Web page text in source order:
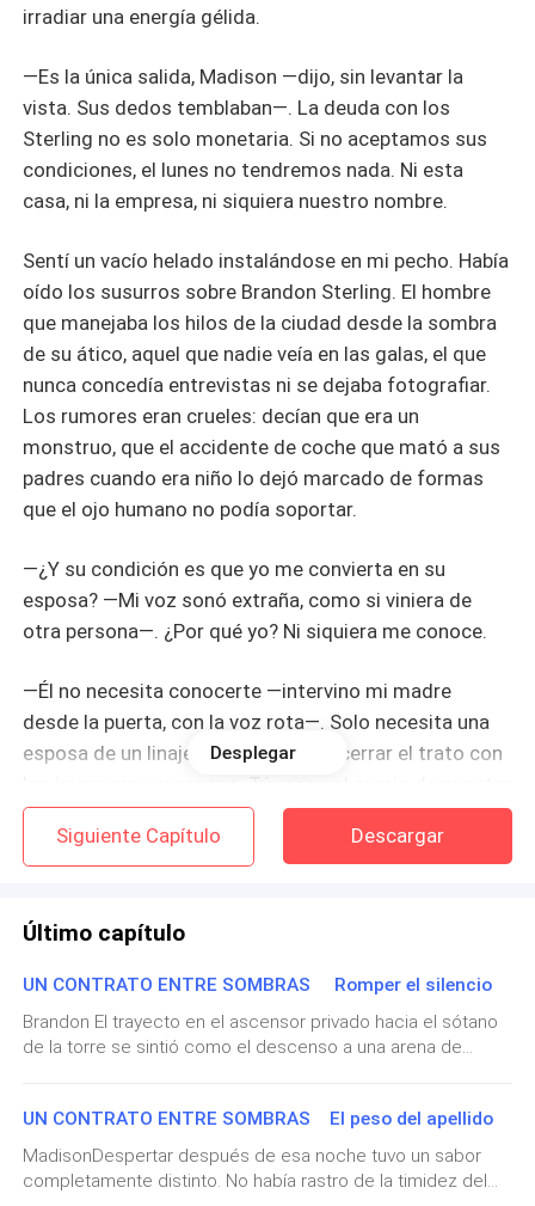
irradiar una energía gélida.
—Es la única salida, Madison —dijo, sin levantar la
vista. Sus dedos temblaban—. La deuda con los
Sterling no es solo monetaria. Si no aceptamos sus
condiciones, el lunes no tendremos nada. Ni esta
casa, ni la empresa, ni siquiera nuestro nombre.
Sentí un vacío helado instalándose en mi pecho. Había
oído los susurros sobre Brandon Sterling. El hombre
que manejaba los hilos de la ciudad desde la sombra
de su ático, aquel que nadie veía en las galas, el que
nunca concedía entrevistas ni se dejaba fotografiar.
Los rumores eran crueles: decían que era un
monstruo, que el accidente de coche que mató a sus
padres cuando era niño lo dejó marcado de formas
que el ojo humano no podía soportar.
—¿Y su condición es que yo me convierta en su
esposa? —Mi voz sonó extraña, como si viniera de
otra persona—. ¿Por qué yo? Ni siquiera me conoce.
—Él no necesita conocerte —intervino mi madre
desde la puerta, con la voz rota—. Solo necesita una
esposa de un linaje impecable para cerrar el trato con
los inversores europeos. Tú eres… el precio de nuestra
salvación.
En ese momento, el timbre de la mansión resonó
un hombre de aspecto impecable y mirada clínica
—Soy el señor Harrison, asistente personal del señor
Sterling —dijo el hombre, dejando un maletín sobre la
los documentos definitivos. El señor Sterling no
estará presente para la firma, ni para la ceremonia
civil. Todo se manejará a través de sus
Desplegar
Siguiente Capítulo Descargar
Último capítulo
UN CONTRATO ENTRE SOMBRAS Romper el silencio
Brandon El trayecto en el ascensor privado hacia el sótano
de la torre se sintió como el descenso a una arena de
rostro. Aunque en el ático ya había aprendido a dejarla de
lado frente a Madison, el mundo exterior era un nido de
buitres hambrientos de morbo; no les daría el gusto de usar
mis cicatrices como un arma de distracción. Miré de reojo
UN CONTRATO ENTRE SOMBRAS El peso del apellido
MadisonDespertar después de esa noche tuvo un sabor
completamente distinto. No había rastro de la timidez del